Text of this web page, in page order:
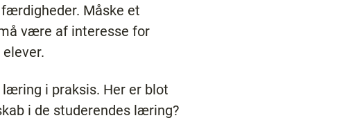
Måske et
være af interesse for
i praksis. Her er blot
i de studerendes læring?